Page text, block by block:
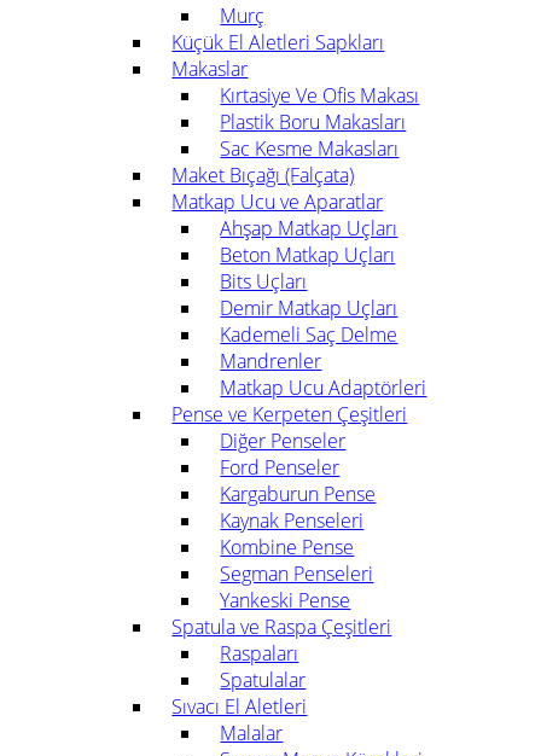
Murç
Küçük El Aletleri Sapkları
Makaslar
Kırtasiye Ve Ofis Makası
Plastik Boru Makasları
Sac Kesme Makasları
Maket Bıçağı (Falçata)
Matkap Ucu ve Aparatlar
Ahşap Matkap Uçları
Beton Matkap Uçları
Bits Uçları
Demir Matkap Uçları
Kademeli Saç Delme
Mandrenler
Matkap Ucu Adaptörleri
Pense ve Kerpeten Çeşitleri
Diğer Penseler
Ford Penseler
Kargaburun Pense
Kaynak Penseleri
Kombine Pense
Segman Penseleri
Yankeski Pense
Spatula ve Raspa Çeşitleri
Raspaları
Spatulalar
Sıvacı El Aletleri
Malalar